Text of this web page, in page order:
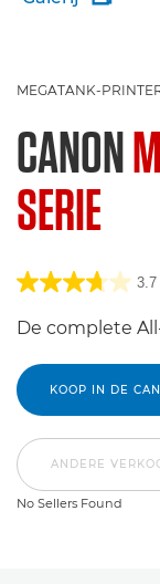
MEGATANK-
CANON
SERIE
3.7
De complete
KOOP IN DE
ANDERE
No Sellers Found